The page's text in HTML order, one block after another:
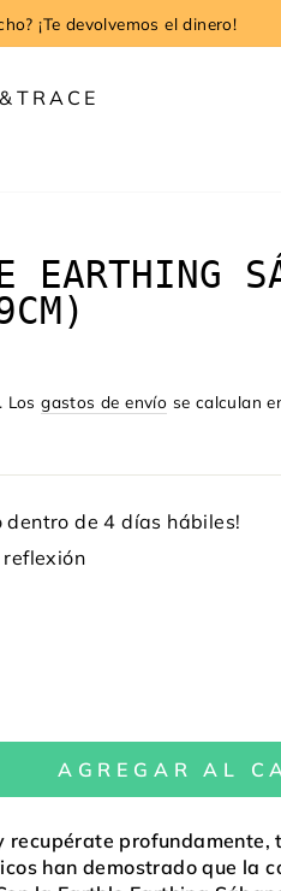
¡Te devolvemos el dinero!
EARTHING
Losgastos de envío se calculan
dentro de 4 días hábiles!
AGREGAR AL
recupérate profundamente,
han demostrado que la